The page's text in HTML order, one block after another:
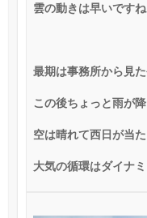
雲の動きは早いですね
最期は事務所から見た
この後ちょっと雨が
空は晴れて西日が当た
大気の循環はダイナミ